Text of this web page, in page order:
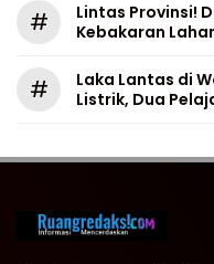
#
Lintas Provinsi!
Kebakaran
#
Laka Lantas di
Listrik, Dua